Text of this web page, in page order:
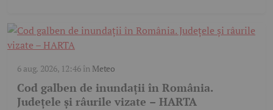
6 aug. 2026, 12:46în Meteo
Cod galben de inundații în România.
Județele și râurile vizate – HARTA